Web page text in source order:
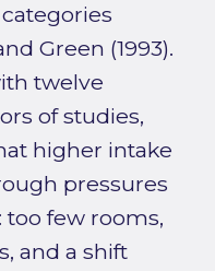
Green (1993).
twelve
of studies,
higher intake
pressures
few rooms,
and a shift